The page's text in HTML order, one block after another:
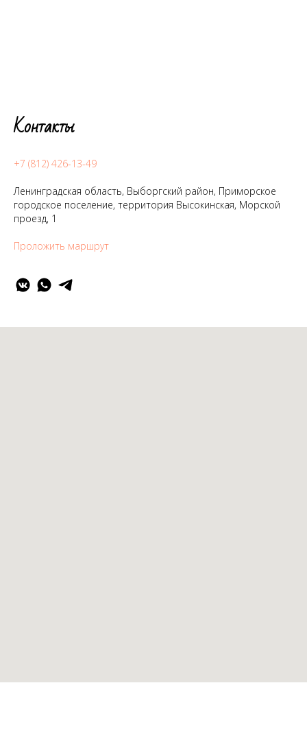
Контакты
+7 (812) 426-13-49
Ленинградская область, Выборгский район, Приморское
городское поселение, территория Высокинская, Морской
проезд, 1
Проложить маршрут